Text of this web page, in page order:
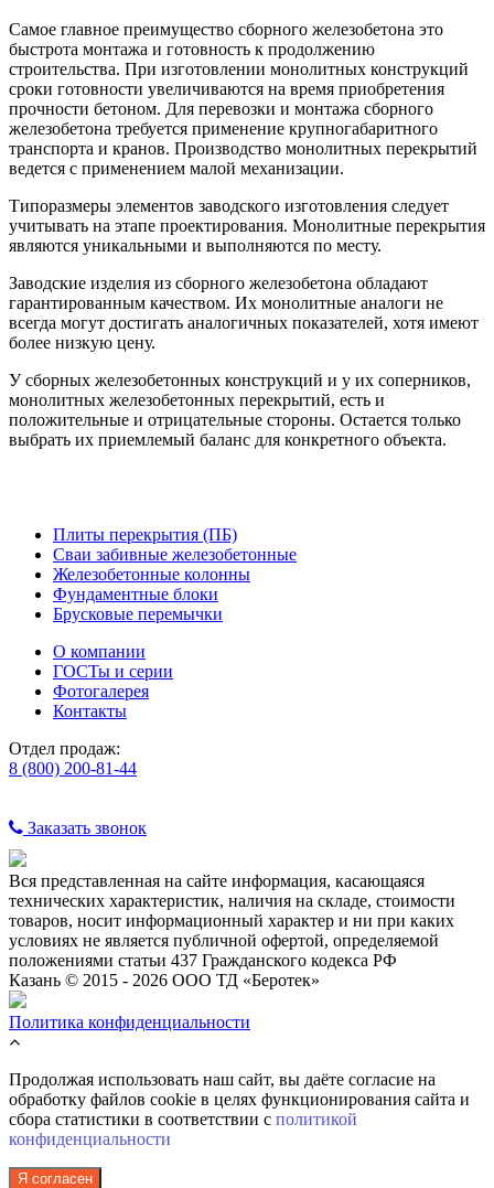
Самое главное преимущество сборного железобетона это
быстрота монтажа и готовность к продолжению
строительства. При изготовлении монолитных конструкций
сроки готовности увеличиваются на время приобретения
прочности бетоном. Для перевозки и монтажа сборного
железобетона требуется применение крупногабаритного
транспорта и кранов. Производство монолитных перекрытий
ведется с применением малой механизации.
Типоразмеры элементов заводского изготовления следует
учитывать на этапе проектирования. Монолитные перекрытия
являются уникальными и выполняются по месту.
Заводские изделия из сборного железобетона обладают
гарантированным качеством. Их монолитные аналоги не
всегда могут достигать аналогичных показателей, хотя имеют
более низкую цену.
У сборных железобетонных конструкций и у их соперников,
монолитных железобетонных перекрытий, есть и
положительные и отрицательные стороны. Остается только
выбрать их приемлемый баланс для конкретного объекта.
Плиты перекрытия (ПБ)
Сваи забивные железобетонные
Железобетонные колонны
Фундаментные блоки
Брусковые перемычки
О компании
ГОСТы и серии
Фотогалерея
Контакты
Отдел продаж:
8 (800) 200-81-44
Заказать звонок
Вся представленная на сайте информация, касающаяся
технических характеристик, наличия на складе, стоимости
товаров, носит информационный характер и ни при каких
условиях не является публичной офертой, определяемой
положениями статьи 437 Гражданского кодекса РФ
Казань © 2015 - 2026 ООО ТД «Беротек»
Политика конфиденциальности
Продолжая использовать наш сайт, вы даёте согласие на
обработку файлов cookie в целях функционирования сайта и
сбора статистики в соответствии с политикой
конфиденциальности
Я согласен